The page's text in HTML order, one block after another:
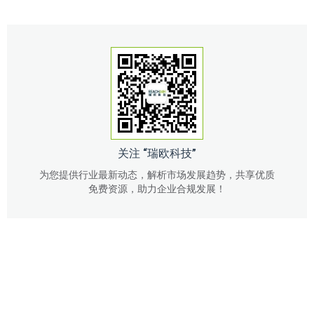
关注 “瑞欧科技”
为您提供行业最新动态，解析市场发展趋势，共享优质
免费资源，助力企业合规发展！